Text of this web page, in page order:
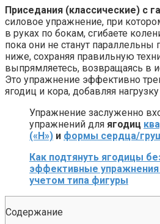
Приседания (классические) с
силовое упражнение, при
в руках по бокам, сгибаете
пока они не станут
ниже, сохраняя правильную
выпрямляетесь, возвращаясь в
Это упражнение эффективно
ягодиц и кора, добавляя
Упражнение заслуженно
упражнений для ягодиц
(«Н») и формы сердца/
Как подтянуть ягодицы
эффективные
учетом типа фигуры
Содержание
Ржу не переставая, это
Ролик длится пару
Ролик из Омска: вы будете